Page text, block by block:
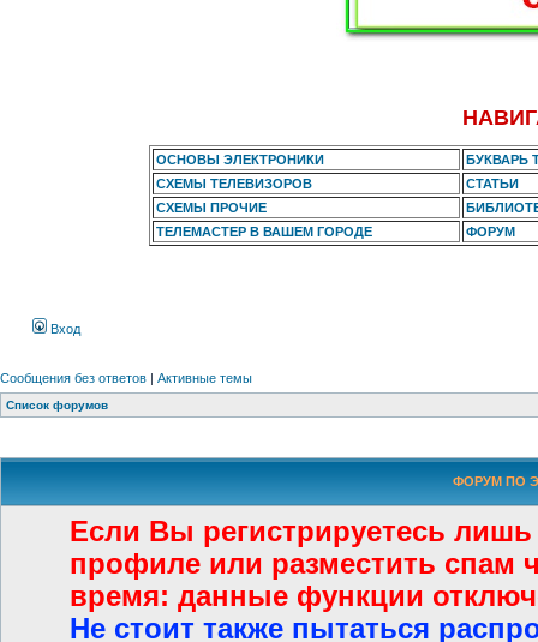
ОСНОВЫ ЭЛЕКТРОНИКИ
БУКВАРЬ
СХЕМЫ ТЕЛЕВИЗОРОВ
СТАТЬИ
СХЕМЫ ПРОЧИЕ
ТЕЛЕМАСТЕР В ВАШЕМ ГОРОДЕ
ФОРУМ
Вход
Сообщения без ответов | Активные темы
Список форумов
ФОРУМ ПО
Если Вы регистрируетесь
профиле или разместить спам
время: данные функции
Не стоит также пытаться